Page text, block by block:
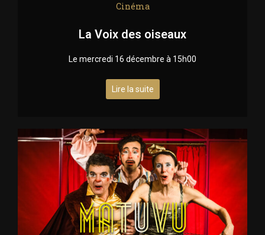
Cinéma
La Voix des oiseaux
Le mercredi 16 décembre à 15h00
Lire la suite